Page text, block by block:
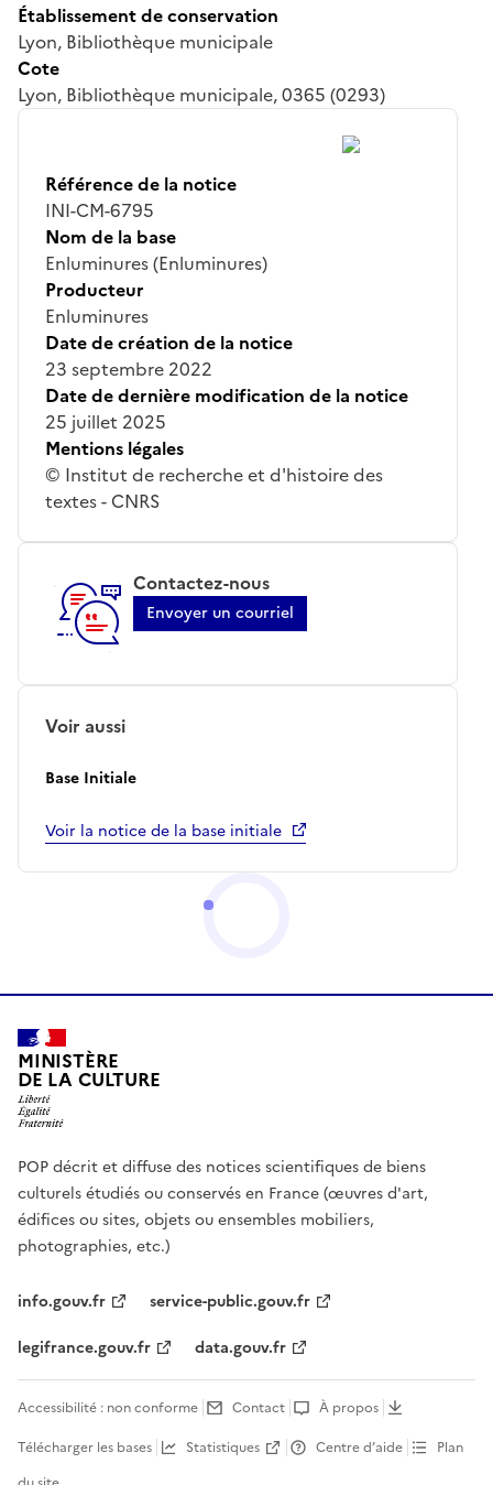
Établissement de conservation
Lyon, Bibliothèque municipale
Cote
Lyon, Bibliothèque municipale, 0365 (0293)
Référence de la notice
INI-CM-6795
Nom de la base
Enluminures (Enluminures)
Producteur
Enluminures
Date de création de la notice
23 septembre 2022
Date de dernière modification de la notice
25 juillet 2025
Mentions légales
© Institut de recherche et d'histoire des
textes - CNRS
Contactez-nous
Envoyer un courriel
Voir aussi
Base Initiale
Voir la notice de la base initiale
MINISTÈRE
DE LA CULTURE
POP décrit et diffuse des notices scientifiques de biens
culturels étudiés ou conservés en France (œuvres d'art,
édifices ou sites, objets ou ensembles mobiliers,
photographies, etc.)
info.gouv.fr
service-public.gouv.fr
legifrance.gouv.fr
data.gouv.fr
Accessibilité : non conforme Contact
À propos
Télécharger les bases
Statistiques Centre d’aide
Plan